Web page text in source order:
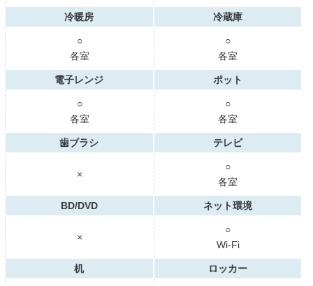
冷暖房
○
各室
冷蔵庫
○
各室
電子レンジ
○
各室
ポット
○
各室
歯ブラシ
×
テレビ
○
各室
BD/DVD
×
ネット環境
○
Wi-Fi
机 ロッカー